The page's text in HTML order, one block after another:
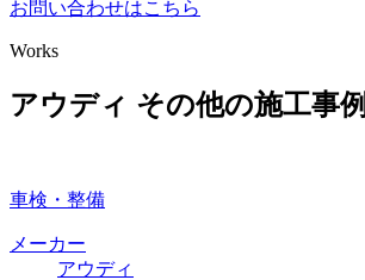
お問い合わせはこちら
Works
アウディ その他の施工事例
車検・整備
メーカー
アウディ